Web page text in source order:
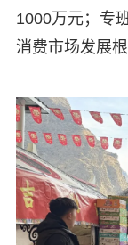
1000万元；专
消费市场发展根